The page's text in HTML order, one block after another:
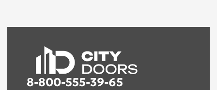
8-800-555-39-65